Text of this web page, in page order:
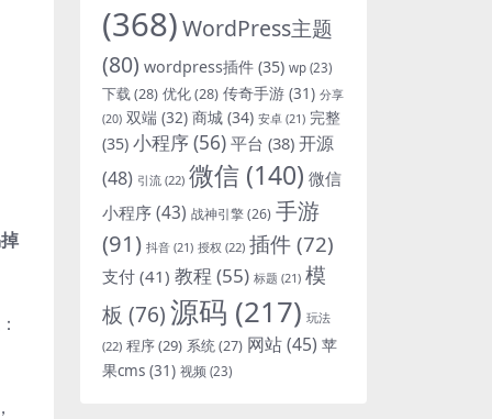
(368)WordPress主题
(80) wordpress插件 (35) wp (23)
下载(28) 优化(28) 传奇手游 (31) 分享
(20) 双端 (32) 商城 (34) 安卓 (21) 完整
(35) 小程序(56) 平台 (38) 开源
(48) 引流 (22) 微信 (140) 微信
小程序(43) 战神引擎(26) 手游
(91) 抖音 (21) 授权 (22) 插件 (72)
支付 (41) 教程 (55) 标题 (21) 模
板 (76)源码 (217) 玩法
(22) 程序(29) 系统(27) 网站(45) 苹
果cms (31) 视频 (23)